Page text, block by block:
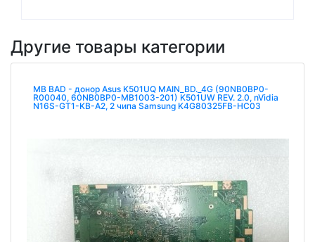
Другие товары категории
MB BAD - донор Asus K501UQ MAIN_BD._4G (90NB0BP0-
R00040, 60NB0BP0-MB1003-201) K501UW REV. 2.0, nVidia
N16S-GT1-KB-A2, 2 чипа Samsung K4G80325FB-HC03